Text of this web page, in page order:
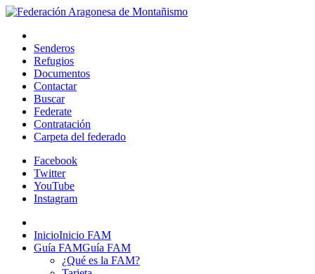
Senderos
Refugios
Documentos
Contactar
Buscar
Federate
Contratación
Carpeta del federado
Facebook
Twitter
YouTube
Instagram
InicioInicio FAM
Guía FAMGuía FAM
¿Qué es la FAM?